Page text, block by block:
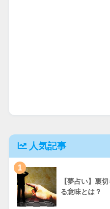
人気記事
1
【夢占い】裏
る意味とは？